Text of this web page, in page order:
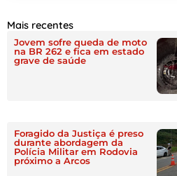
Mais recentes
Jovem sofre queda de moto
na BR 262 e fica em estado
grave de saúde
Foragido da Justiça é preso
durante abordagem da
Polícia Militar em Rodovia
próximo a Arcos